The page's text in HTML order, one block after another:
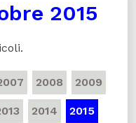
2015
2008 2009
2014 2015